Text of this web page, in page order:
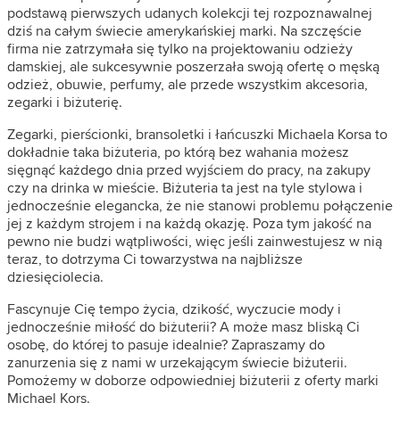
podstawą pierwszych udanych kolekcji tej rozpoznawalnej
dziś na całym świecie amerykańskiej marki. Na szczęście
firma nie zatrzymała się tylko na projektowaniu odzieży
damskiej, ale sukcesywnie poszerzała swoją ofertę o męską
odzież, obuwie, perfumy, ale przede wszystkim akcesoria,
zegarki i biżuterię.
Zegarki, pierścionki, bransoletki i łańcuszki Michaela Korsa to
dokładnie taka biżuteria, po którą bez wahania możesz
sięgnąć każdego dnia przed wyjściem do pracy, na zakupy
czy na drinka w mieście. Biżuteria ta jest na tyle stylowa i
jednocześnie elegancka, że ​​nie stanowi problemu połączenie
jej z każdym strojem i na każdą okazję. Poza tym jakość na
pewno nie budzi wątpliwości, więc jeśli zainwestujesz w nią
teraz, to dotrzyma Ci towarzystwa na najbliższe
dziesięciolecia.
Fascynuje Cię tempo życia, dzikość, wyczucie mody i
jednocześnie miłość do biżuterii? A może masz bliską Ci
osobę, do której to pasuje idealnie? Zapraszamy do
zanurzenia się z nami w urzekającym świecie biżuterii.
Pomożemy w doborze odpowiedniej biżuterii z oferty marki
Michael Kors.